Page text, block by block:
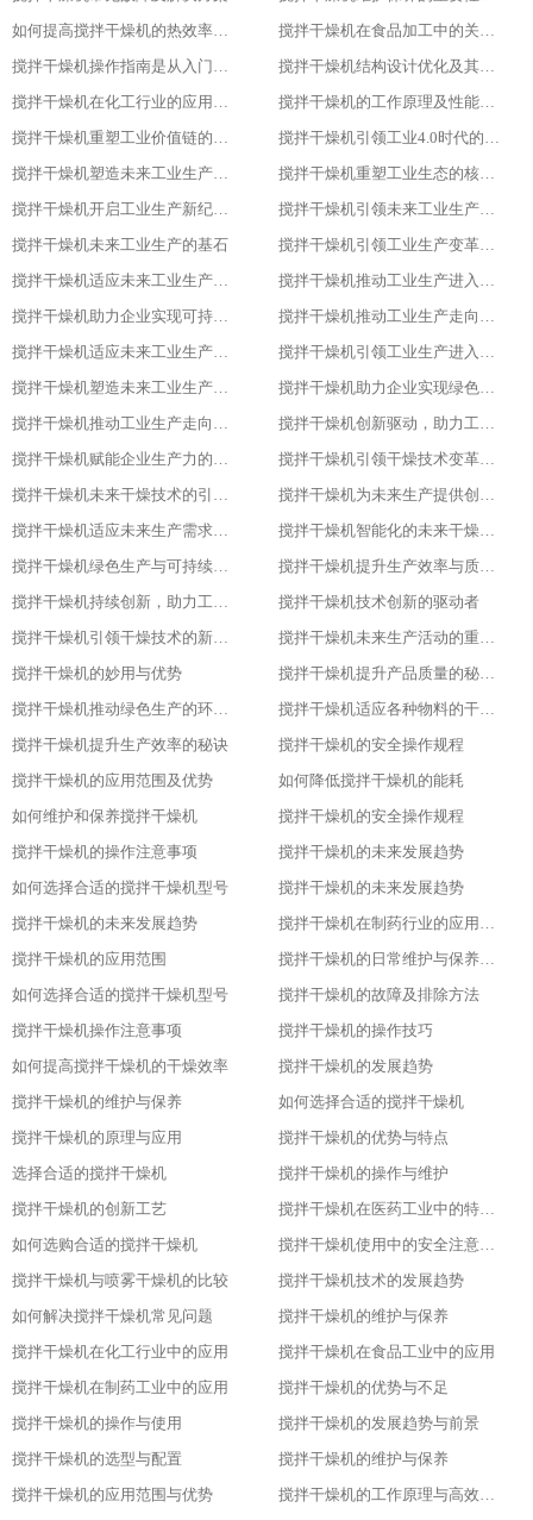
如何提高搅拌干燥机的热效率与干燥效果
搅拌干燥机在食品加工中的关键作用
搅拌干燥机操作指南是从入门到精通
搅拌干燥机结构设计优化及其影响研究
搅拌干燥机在化工行业的应用及优势分析
搅拌干燥机的工作原理及性能特点详解
搅拌干燥机重塑工业价值链的重要一环
搅拌干燥机引领工业4.0时代的核心设备
搅拌干燥机塑造未来工业生产新格局的重要工具
搅拌干燥机重塑工业生态的核心力量
搅拌干燥机开启工业生产新纪元的关键
搅拌干燥机引领未来工业生产的先锋
搅拌干燥机未来工业生产的基石
搅拌干燥机引领工业生产变革的重要力量
搅拌干燥机适应未来工业生产需求的必备设备
搅拌干燥机推动工业生产进入高效、绿色、智能新时代
搅拌干燥机助力企业实现可持续发展目标
搅拌干燥机推动工业生产走向智能化、绿色化、高效化
搅拌干燥机适应未来工业生产需求的创新设备
搅拌干燥机引领工业生产进入新时代
搅拌干燥机塑造未来工业生产的新格局
搅拌干燥机助力企业实现绿色、智能、高效生产
搅拌干燥机推动工业生产走向智能化与可持续发展的关键
搅拌干燥机创新驱动，助力工业生产绿色转型
搅拌干燥机赋能企业生产力的关键设备
搅拌干燥机引领干燥技术变革的先锋
搅拌干燥机未来干燥技术的引领者
搅拌干燥机为未来生产提供创新解决方案
搅拌干燥机适应未来生产需求的关键设备
搅拌干燥机智能化的未来干燥解决方案
搅拌干燥机绿色生产与可持续发展的助力者
搅拌干燥机提升生产效率与质量的关键设备
搅拌干燥机持续创新，助力工业4.0
搅拌干燥机技术创新的驱动者
搅拌干燥机引领干燥技术的新潮流
搅拌干燥机未来生产活动的重要伙伴
搅拌干燥机的妙用与优势
搅拌干燥机提升产品质量的秘密武器
搅拌干燥机推动绿色生产的环保选择
搅拌干燥机适应各种物料的干燥利器
搅拌干燥机提升生产效率的秘诀
搅拌干燥机的安全操作规程
搅拌干燥机的应用范围及优势
如何降低搅拌干燥机的能耗
如何维护和保养搅拌干燥机
搅拌干燥机的安全操作规程
搅拌干燥机的操作注意事项
搅拌干燥机的未来发展趋势
如何选择合适的搅拌干燥机型号
搅拌干燥机的未来发展趋势
搅拌干燥机的未来发展趋势
搅拌干燥机在制药行业的应用及优势
搅拌干燥机的应用范围
搅拌干燥机的日常维护与保养技巧
如何选择合适的搅拌干燥机型号
搅拌干燥机的故障及排除方法
搅拌干燥机操作注意事项
搅拌干燥机的操作技巧
如何提高搅拌干燥机的干燥效率
搅拌干燥机的发展趋势
搅拌干燥机的维护与保养
如何选择合适的搅拌干燥机
搅拌干燥机的原理与应用
搅拌干燥机的优势与特点
选择合适的搅拌干燥机
搅拌干燥机的操作与维护
搅拌干燥机的创新工艺
搅拌干燥机在医药工业中的特殊应用
如何选购合适的搅拌干燥机
搅拌干燥机使用中的安全注意事项
搅拌干燥机与喷雾干燥机的比较
搅拌干燥机技术的发展趋势
如何解决搅拌干燥机常见问题
搅拌干燥机的维护与保养
搅拌干燥机在化工行业中的应用
搅拌干燥机在食品工业中的应用
搅拌干燥机在制药工业中的应用
搅拌干燥机的优势与不足
搅拌干燥机的操作与使用
搅拌干燥机的发展趋势与前景
搅拌干燥机的选型与配置
搅拌干燥机的维护与保养
搅拌干燥机的应用范围与优势
搅拌干燥机的工作原理与高效节能的证明